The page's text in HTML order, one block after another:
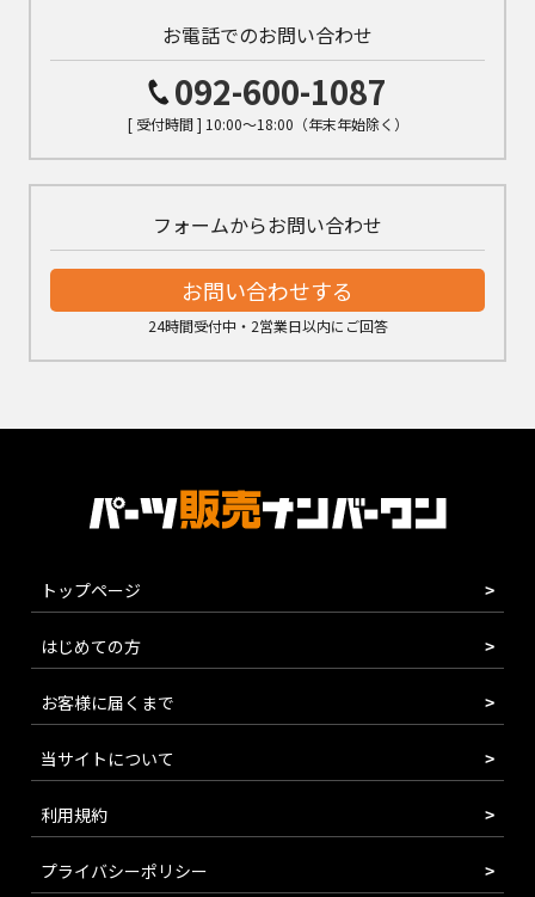
お電話でのお問い合わせ
092-600-1087
[ 受付時間 ] 10:00～18:00（年末年始除く）
フォームからお問い合わせ
お問い合わせする
24時間受付中・2営業日以内にご回答
トップページ
はじめての方
お客様に届くまで
当サイトについて
利用規約
プライバシーポリシー